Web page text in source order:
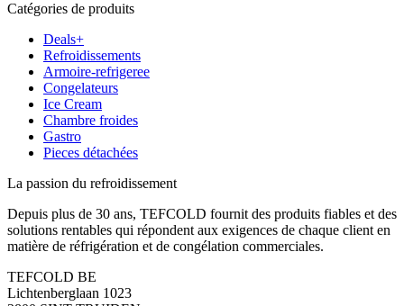
Catégories de produits
Deals+
Refroidissements
Armoire-refrigeree
Congelateurs
Ice Cream
Chambre froides
Gastro
Pieces détachées
La passion du refroidissement
Depuis plus de 30 ans, TEFCOLD fournit des produits fiables et des
solutions rentables qui répondent aux exigences de chaque client en
matière de réfrigération et de congélation commerciales.
TEFCOLD BE
Lichtenberglaan 1023